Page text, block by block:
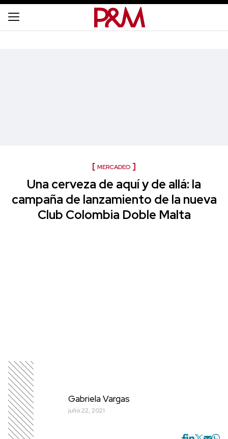
MERCADEO
Una cerveza de aquí y de allá: la
campaña de lanzamiento de la nueva
Club Colombia Doble Malta
Gabriela Vargas
julio 22, 2021